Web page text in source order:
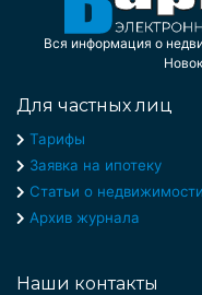
Вся информация о
Для частных лиц
Тарифы
Заявка на ипотеку
Статьи о недвижимости
Архив журнала
Наши контакты